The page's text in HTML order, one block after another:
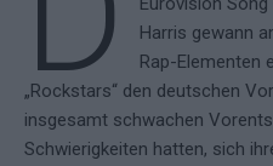
Harris gewann
Rap-Elementen
„Rockstars“ den deutschen
insgesamt schwachen
Schwierigkeiten hatten, sich